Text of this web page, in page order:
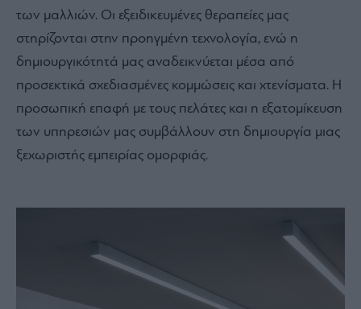
των μαλλιών. Οι εξειδικευμένες θεραπείες μας
στηρίζονται στην προηγμένη τεχνολογία, ενώ η
δημιουργικότητά μας αναδεικνύεται μέσα από
προσεκτικά σχεδιασμένες κομμώσεις και χτενίσματα. Η
προσωπική επαφή με τους πελάτες και η εξατομίκευση
των υπηρεσιών μας συμβάλλουν στη δημιουργία μιας
ξεχωριστής εμπειρίας ομορφιάς.